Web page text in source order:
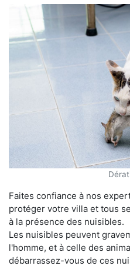
Faites confiance à nos
protéger votre villa et tous
à la présence des nuisibles.
Les nuisibles peuvent
l'homme, et à celle des
débarrassez-vous de ces